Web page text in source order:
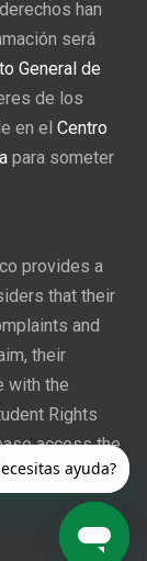
han
será
General de
de los
en el Centro
para someter
provides a
that their
and
their
with the
Rights
access the
and Student